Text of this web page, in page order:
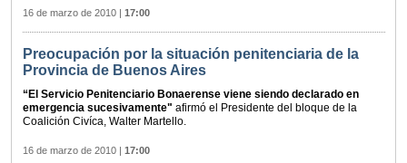
16 de marzo de 2010 17:00
Preocupación por la situación penitenciaria de la
Provincia de Buenos Aires
“El Servicio Penitenciario Bonaerense viene siendo declarado en
emergencia sucesivamente" afirmó el Presidente del bloque de la
Coalición Civíca, Walter Martello.
16 de marzo de 2010 17:00